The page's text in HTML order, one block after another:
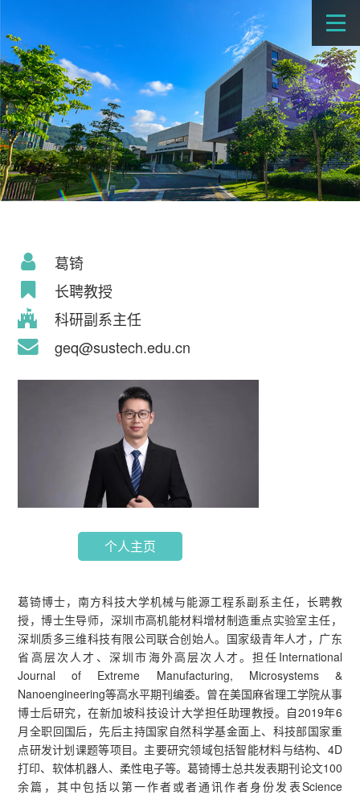
葛锜
长聘教授
科研副系主任
geq@sustech.edu.cn
个人主页
葛锜博士，南方科技大学机械与能源工程系副系主任，长聘教
授，博士生导师，深圳市高机能材料增材制造重点实验室主任，
深圳质多三维科技有限公司联合创始人。国家级青年人才，广东
省高层次人才、深圳市海外高层次人才。担任International
Journal of Extreme Manufacturing, Microsystems &
Nanoengineering等高水平期刊编委。曾在美国麻省理工学院从事
博士后研究，在新加坡科技设计大学担任助理教授。自2019年6
月全职回国后，先后主持国家自然科学基金面上、科技部国家重
点研发计划课题等项目。主要研究领域包括智能材料与结构、4D
打印、软体机器人、柔性电子等。葛锜博士总共发表期刊论文100
余篇，其中包括以第一作者或者通讯作者身份发表Science